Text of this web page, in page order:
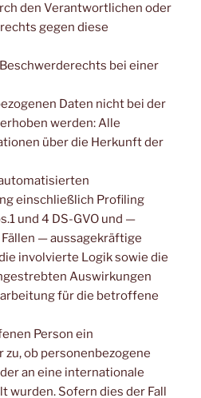
den Verantwortlichen oder
gegen diese
bei einer
Daten nicht bei der
werden: Alle
über die Herkunft der
einschließlich Profiling
und 4 DS-GVO und —
— aussagekräftige
involvierte Logik sowie die
Auswirkungen
für die betroffene
Person ein
ob personenbezogene
an eine internationale
Sofern dies der Fall